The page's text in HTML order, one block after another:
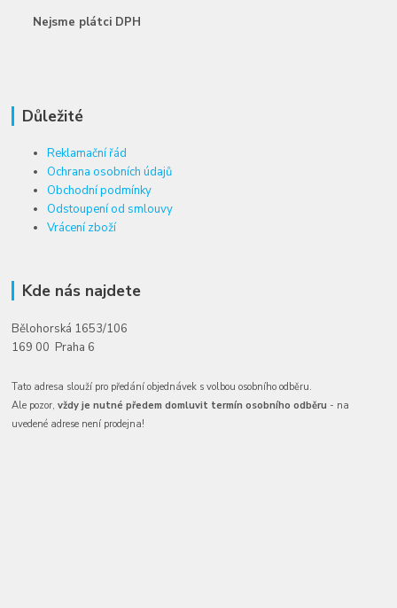
Nejsme plátci DPH
Důležité
Reklamační řád
Ochrana osobních údajů
Obchodní podmínky
Odstoupení od smlouvy
Vrácení zboží
Kde nás najdete
Bělohorská 1653/106
169 00 Praha 6
Tato adresa slouží pro předání objednávek s volbou osobního odběru.
Ale pozor,vždy je nutné předem domluvit termín osobního odběru - na
uvedené adrese není prodejna!